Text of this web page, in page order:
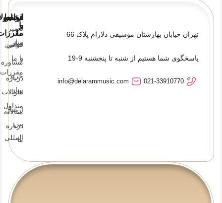
تهران خیابان بهارستان موسیقی دلارام پلاک 66
پاسخگوی شما هستیم از شنبه تا پنجشنبه 9-19
021-33910770
info@delarammusic.com
تعمیر
ساز
مشاوره
خرید
ساز
ارسال
بین
المللی
قوانین
و
قوانین
و
مقررات
سوالات
متداول
درباره
ما
ارتباط
با
ما
تماس
با ما
درباره
ما
مقالات